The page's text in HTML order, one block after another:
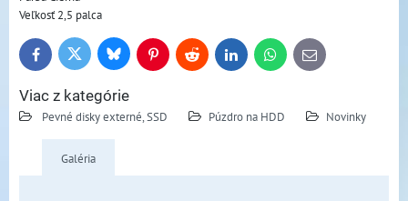
Veľkosť 2,5 palca
FacebookTwitter BlueskyPinterestReddit LinkedInWhatsApp
E-
mail
Viac z kategórie
Pevné disky externé, SSD Púzdro na HDD Novinky
Galéria